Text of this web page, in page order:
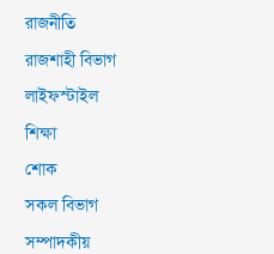
রাজনীতি
রাজশাহী বিভাগ
লাইফস্টাইল
শিক্ষা
শোক
সকল বিভাগ
সম্পাদকীয়